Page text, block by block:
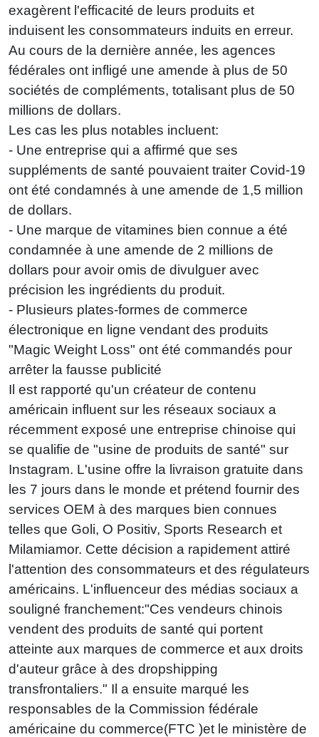
exagèrent l'efficacité de leurs produits et
induisent les consommateurs induits en erreur.
Au cours de la dernière année, les agences
fédérales ont infligé une amende à plus de 50
sociétés de compléments, totalisant plus de 50
millions de dollars.
Les cas les plus notables incluent:
- Une entreprise qui a affirmé que ses
suppléments de santé pouvaient traiter Covid-19
ont été condamnés à une amende de 1,5 million
de dollars.
- Une marque de vitamines bien connue a été
condamnée à une amende de 2 millions de
dollars pour avoir omis de divulguer avec
précision les ingrédients du produit.
- Plusieurs plates-formes de commerce
électronique en ligne vendant des produits
"Magic Weight Loss" ont été commandés pour
arrêter la fausse publicité
Il est rapporté qu'un créateur de contenu
américain influent sur les réseaux sociaux a
récemment exposé une entreprise chinoise qui
se qualifie de "usine de produits de santé" sur
Instagram. L'usine offre la livraison gratuite dans
les 7 jours dans le monde et prétend fournir des
services OEM à des marques bien connues
telles que Goli, O Positiv, Sports Research et
Milamiamor. Cette décision a rapidement attiré
l'attention des consommateurs et des régulateurs
américains. L'influenceur des médias sociaux a
souligné franchement:"Ces vendeurs chinois
vendent des produits de santé qui portent
atteinte aux marques de commerce et aux droits
d'auteur grâce à des dropshipping
transfrontaliers." Il a ensuite marqué les
responsables de la Commission fédérale
américaine du commerce(FTC )et le ministère de